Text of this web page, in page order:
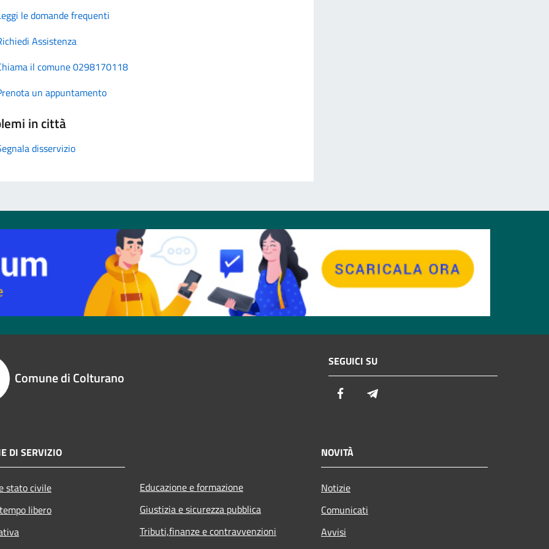
le domande frequenti
Assistenza
il comune 0298170118
un appuntamento
in città
disservizio
Comune di Colturano
SEGUICI SU
Facebook
DI SERVIZIO
stato civile
libero
Educazione e formazione
Giustizia e sicurezza pubblica
Tributi,finanze e contravvenzioni
NOVITÀ
Notizie
Comunicati
Avvisi